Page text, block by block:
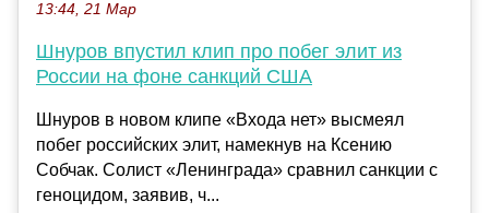
13:44, 21 Мар
Шнуров впустил клип про побег элит из
России на фоне санкций США
Шнуров в новом клипе «Входа нет» высмеял
побег российских элит, намекнув на Ксению
Собчак. Солист «Ленинграда» сравнил санкции с
геноцидом, заявив, ч...